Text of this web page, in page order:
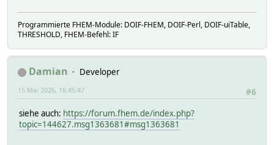
Programmierte FHEM-Module: DOIF-FHEM, DOIF-Perl, DOIF-uiTable,
THRESHOLD, FHEM-Befehl: IF
Damian
Developer
#6
15 Mai 2026, 16:45:47
siehe auch: https://forum.fhem.de/index.php?
topic=144627.msg1363681#msg1363681